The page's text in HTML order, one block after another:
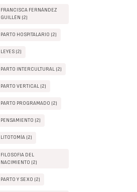
FRANCISCA FERNÁNDEZ
GUILLÉN (2)
PARTO HOSPITALARIO (2)
LEYES (2)
PARTO INTERCULTURAL (2)
PARTO VERTICAL (2)
PARTO PROGRAMADO (2)
PENSAMIENTO (2)
LITOTOMÍA (2)
FILOSOFIA DEL
NACIMIENTO (2)
PARTO Y SEXO (2)